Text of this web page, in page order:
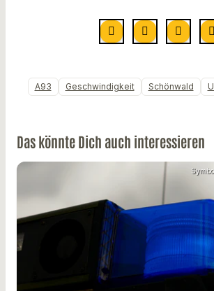
A93 Geschwindigkeit Schönwald
Das könnte Dich auch interessieren